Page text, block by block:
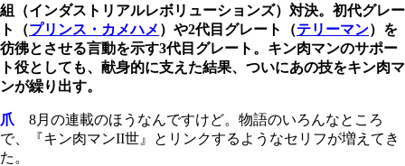
組（インダストリアルレボリューションズ）対決。初代グレー
ト（プリンス・カメハメ ）や2代目グレート（テリーマン）を
彷彿とさせる言動を示す3代目グレート。キン肉マンのサポー
ト役としても、献身的に支えた結果、ついにあの技をキン肉マ
ンが繰り出す。
爪 8月の連載のほうなんですけど。物語のいろんなところ
で、『キン肉マンII世』とリンクするようなセリフが増えてき
た。